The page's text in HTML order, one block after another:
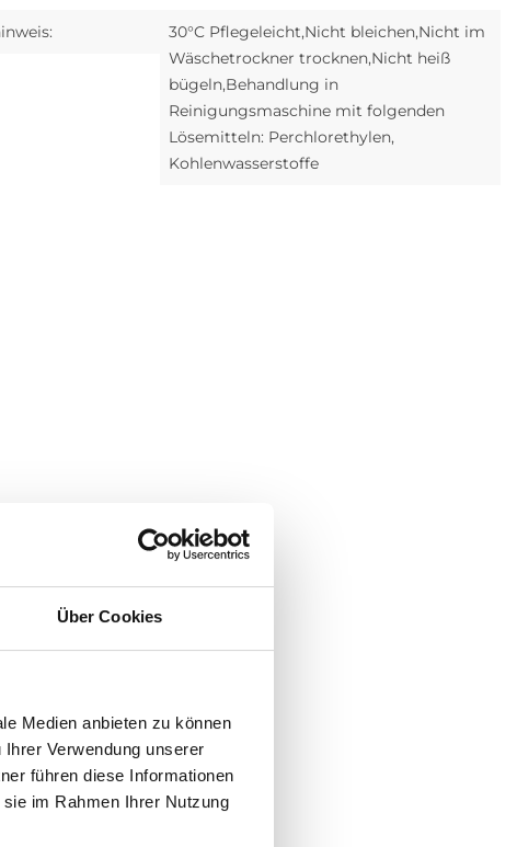
Über Cookies
Medien anbieten zu können
Verwendung unserer
führen diese Informationen
im Rahmen Ihrer Nutzung
30°C Pflegeleicht,Nicht bleichen,Nicht im
Wäschetrockner trocknen,Nicht heiß
bügeln,Behandlung in
Reinigungsmaschine mit folgenden
Lösemitteln: Perchlorethylen,
Kohlenwasserstoffe